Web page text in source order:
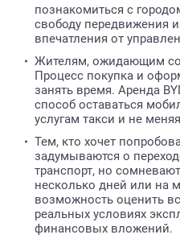
познакомиться с
свободу передвижения
впечатления от
Жителям, ожидающим
Процесс покупка и
занять время. Аренда
способ оставаться
услугам такси и не
Тем, кто хочет
задумываются о
транспорт, но
несколько дней или на
возможность оценить
реальных условиях
финансовых вложений.